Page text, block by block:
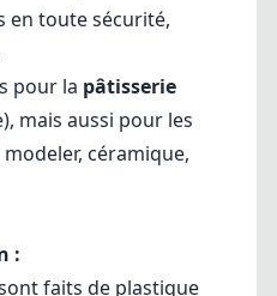
en toute sécurité,
pour la pâtisserie
mais aussi pour les
céramique,
:
faits de plastique